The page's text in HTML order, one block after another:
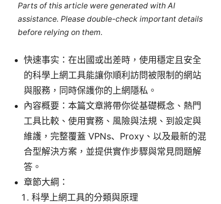
Parts of this article were generated with AI
assistance. Please double-check important details
before relying on them.
快速事实：在出國或出差時，使用穩定且安全
的科學上網工具能讓你順利訪問被限制的網站
與服務，同時保護你的上網隱私。
內容概要：本篇文章將帶你從基礎概念、熱門
工具比較、使用實務、風險與法規、到設定與
維護，完整覆蓋 VPNs、Proxy、以及最新的混
合型解決方案，並提供實作步驟與常見問題解
答。
章節大綱：
科學上網工具的分類與原理